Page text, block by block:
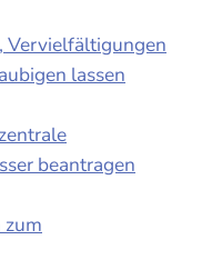
Vervielfältigungen
lassen
beantragen